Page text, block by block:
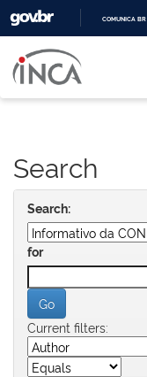
COMUNICA BR
navigation
Search
Search:
for
Current filters: